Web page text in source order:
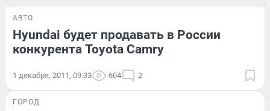
АВТО
Hyundai будет продавать в России
конкурента Toyota Camry
1 декабря, 2011, 09:33 604 2
ГОРОД